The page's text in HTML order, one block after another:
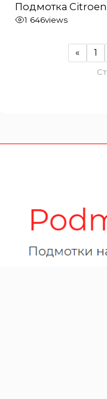
Подмотка
1 646views
« 1